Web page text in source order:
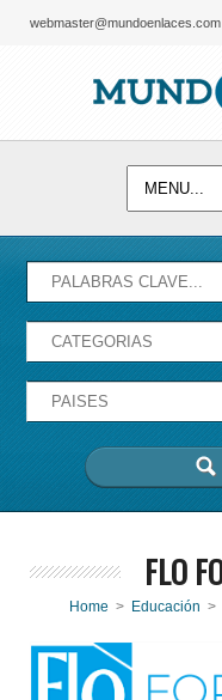
webmaster@mundoenlaces.com
FLO
Home > Educación >